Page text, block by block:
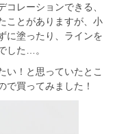
レーションできる、
ことがありますが、小
に塗ったり、ラインを
した…。
い！と思っていたとこ
で買ってみました！